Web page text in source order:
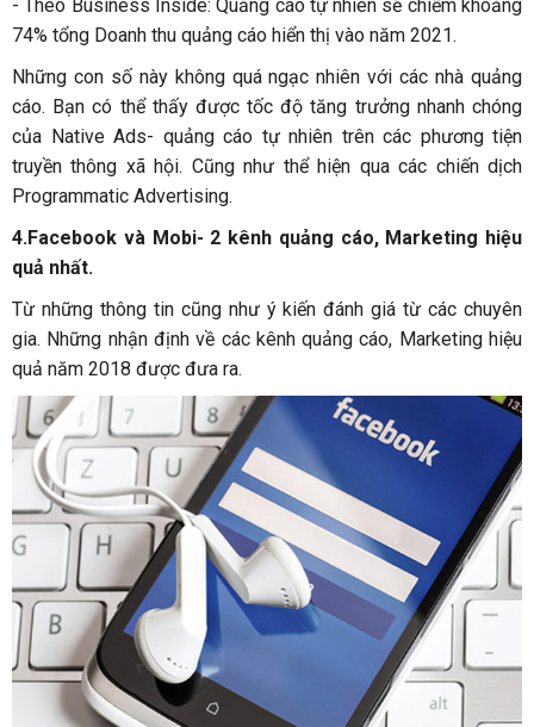
- Theo Business Inside: Quảng cáo tự nhiên sẽ chiếm khoảng
74% tổng Doanh thu quảng cáo hiển thị vào năm 2021.
Những con số này không quá ngạc nhiên với các nhà quảng
cáo. Bạn có thể thấy được tốc độ tăng trưởng nhanh chóng
của Native Ads- quảng cáo tự nhiên trên các phương tiện
truyền thông xã hội. Cũng như thể hiện qua các chiến dịch
Programmatic Advertising.
4.Facebook và Mobi- 2 kênh quảng cáo, Marketing hiệu
quả nhất.
Từ những thông tin cũng như ý kiến đánh giá từ các chuyên
gia. Những nhận định về các kênh quảng cáo, Marketing hiệu
quả năm 2018 được đưa ra.